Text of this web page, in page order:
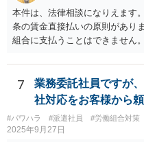
後の対応を検討するべきです。
本件は、法律相談になりえます
条の賃金直接払いの原則があり
組合に支払うことはできません。
7
業務委託社員ですが
社対応をお客様から頼
#パワハラ #派遣社員 #労働組合対策
2025年9月27日